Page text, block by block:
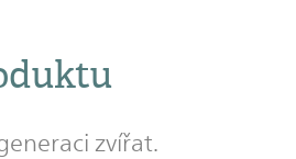
zvířat.